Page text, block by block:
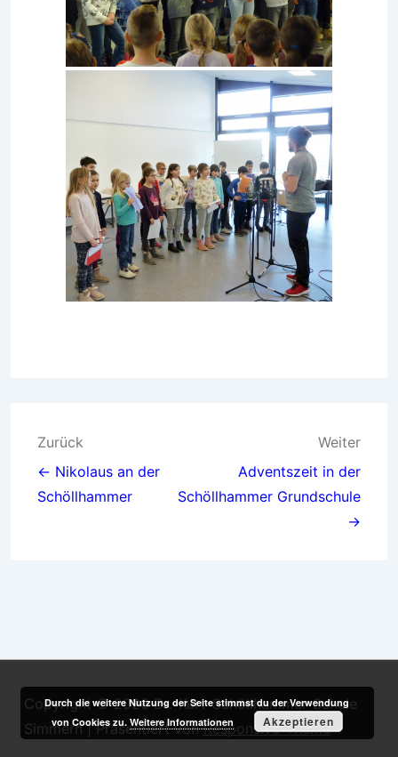
Beitragsnavigation
Zurück
← Nikolaus an der
Schöllhammer
Weiter
Adventszeit in der
Schöllhammer Grundschule
→
Copyright © 2026Dr.-Kurt-Schöllhammer-Schule
Simmern| Präsentiert vonResponsive-Theme
Durch die weitere Nutzung der Seite stimmst du der Verwendung
von Cookies zu. Weitere Informationen Akzeptieren